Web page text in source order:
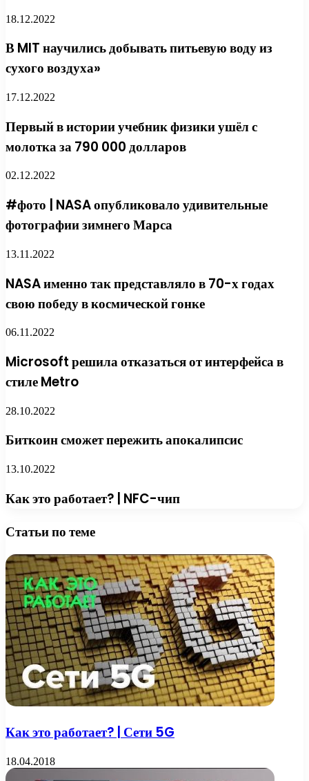
18.12.2022
В MIT научились добывать питьевую воду из
сухого воздуха»
17.12.2022
Первый в истории учебник физики ушёл с
молотка за 790 000 долларов
02.12.2022
#фото | NASA опубликовало удивительные
фотографии зимнего Марса
13.11.2022
NASA именно так представляло в 70-х годах
свою победу в космической гонке
06.11.2022
Microsoft решила отказаться от интерфейса в
стиле Metro
28.10.2022
Биткоин сможет пережить апокалипсис
13.10.2022
Как это работает? | NFC-чип
Статьи по теме
Как это работает? | Сети 5G
18.04.2018